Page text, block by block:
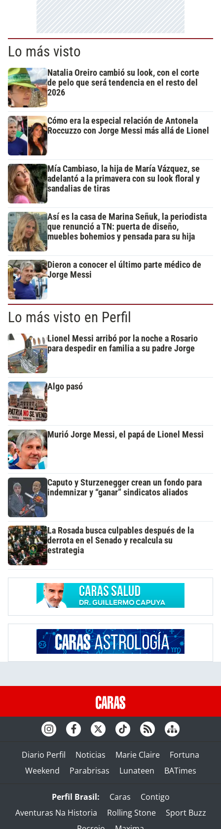
Lo más visto
Natalia Oreiro cambió su look, con el corte
de pelo que será tendencia en el resto del
2026
Cómo era la especial relación de Antonela
Roccuzzo con Jorge Messi más allá de Lionel
Mía Cambiaso, la hija de María Vázquez, se
adelantó a la primavera con su look floral y
sandalias de tiras
Así es la casa de Marina Señuk, la periodista
que renunció a TN: puerta de diseño,
muebles bohemios y pensada para su hija
Dieron a conocer el último parte médico de
Jorge Messi
Lo más visto en Perfil
Lionel Messi arribó por la noche a Rosario
para despedir en familia a su padre Jorge
Algo pasó
Murió Jorge Messi, el papá de Lionel Messi
Caputo y Sturzenegger crean un fondo para
indemnizar y “ganar” sindicatos aliados
La Rosada busca culpables después de la
derrota en el Senado y recalcula su
estrategia
Diario Perfil Noticias Marie Claire
Fortuna
Weekend
Parabrisas Lunateen BATimes
Perfil Brasil: Caras
Contigo
Aventuras Na Historia
Rolling Stone
Sport Buzz